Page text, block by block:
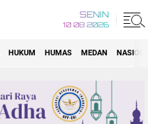
SENIN
10 08 2026
HUKUM HUMAS MEDAN